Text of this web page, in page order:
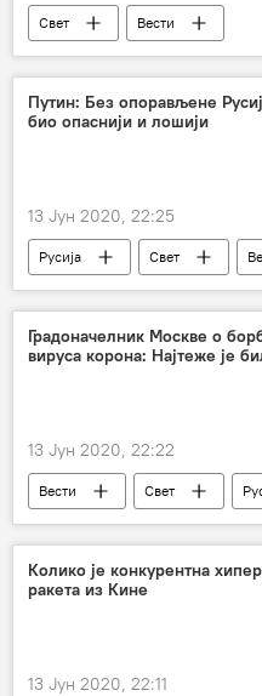
Свет
Вести
Одбрана српских светиња у
Црна Гора
Бијело Поље
забрана
полиција
Путин: Без опорављене
био опаснији и лошији
13 Јун 2020, 22:25
Русија Свет
Владимир Путин
Градоначелник Москве о
вируса корона: Најтеже је
13 Јун 2020, 22:22
Вести Свет
градоначелник
Сергеј
вирус корона
Колико је конкурентна
ракета из Кине
13 Јун 2020, 22:11